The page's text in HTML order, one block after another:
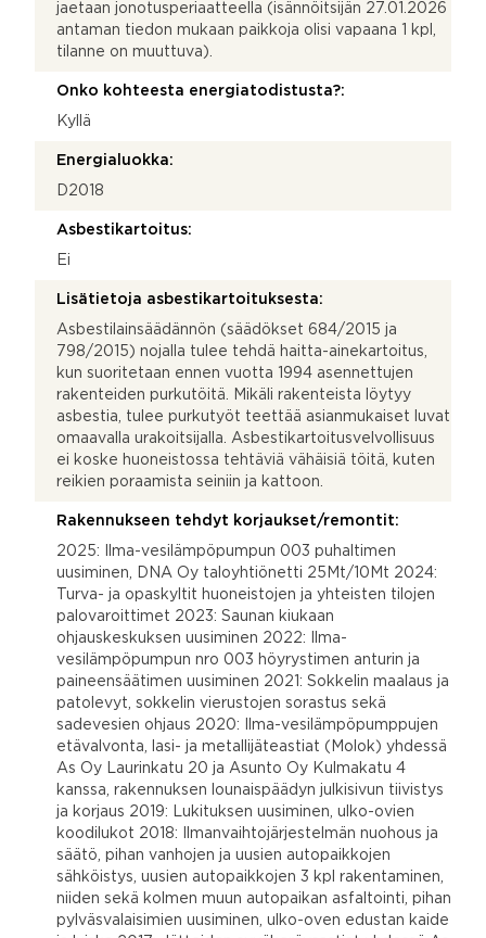
jaetaan jonotusperiaatteella (isännöitsijän 27.01.2026
antaman tiedon mukaan paikkoja olisi vapaana 1 kpl,
tilanne on muuttuva).
Onko kohteesta energiatodistusta?:
Kyllä
Energialuokka:
D2018
Asbestikartoitus:
Ei
Lisätietoja asbestikartoituksesta:
Asbestilainsäädännön (säädökset 684/2015 ja
798/2015) nojalla tulee tehdä haitta-ainekartoitus,
kun suoritetaan ennen vuotta 1994 asennettujen
rakenteiden purkutöitä. Mikäli rakenteista löytyy
asbestia, tulee purkutyöt teettää asianmukaiset luvat
omaavalla urakoitsijalla. Asbestikartoitusvelvollisuus
ei koske huoneistossa tehtäviä vähäisiä töitä, kuten
reikien poraamista seiniin ja kattoon.
Rakennukseen tehdyt korjaukset/remontit:
2025: Ilma-vesilämpöpumpun 003 puhaltimen
uusiminen, DNA Oy taloyhtiönetti 25Mt/10Mt 2024:
Turva- ja opaskyltit huoneistojen ja yhteisten tilojen
palovaroittimet 2023: Saunan kiukaan
ohjauskeskuksen uusiminen 2022: Ilma-
vesilämpöpumpun nro 003 höyrystimen anturin ja
paineensäätimen uusiminen 2021: Sokkelin maalaus ja
patolevyt, sokkelin vierustojen sorastus sekä
sadevesien ohjaus 2020: Ilma-vesilämpöpumppujen
etävalvonta, lasi- ja metallijäteastiat (Molok) yhdessä
As Oy Laurinkatu 20 ja Asunto Oy Kulmakatu 4
kanssa, rakennuksen lounaispäädyn julkisivun tiivistys
ja korjaus 2019: Lukituksen uusiminen, ulko-ovien
koodilukot 2018: Ilmanvaihtojärjestelmän nuohous ja
säätö, pihan vanhojen ja uusien autopaikkojen
sähköistys, uusien autopaikkojen 3 kpl rakentaminen,
niiden sekä kolmen muun autopaikan asfaltointi, pihan
pylväsvalaisimien uusiminen, ulko-oven edustan kaide